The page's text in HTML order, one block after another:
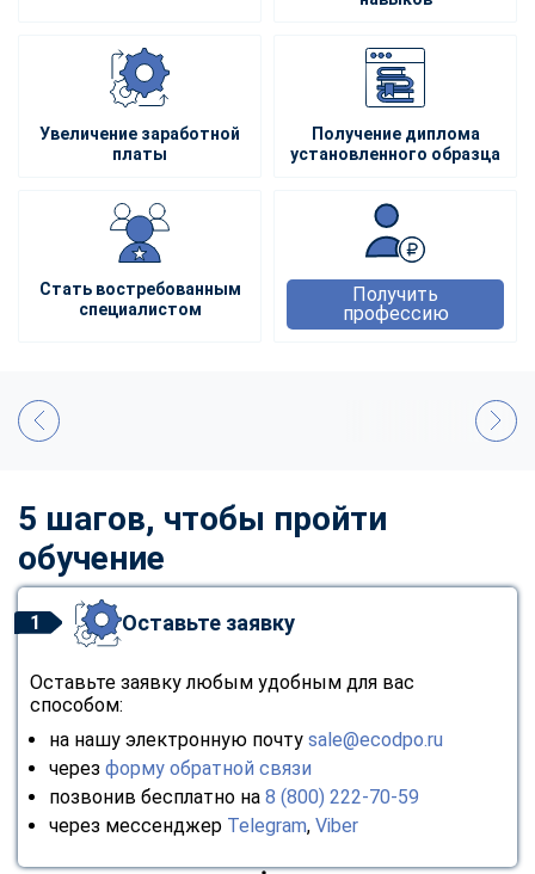
Увеличение заработной
платы
Получение диплома
установленного образца
Стать востребованным
специалистом
Получить
профессию
5 шагов, чтобы пройти
обучение
1 Оставьте заявку
Оставьте заявку любым удобным для вас
способом:
на нашу электронную почту sale@ecodpo.ru
через форму обратной связи
позвонив бесплатно на 8 (800) 222-70-59
через мессенджер Telegram, Viber